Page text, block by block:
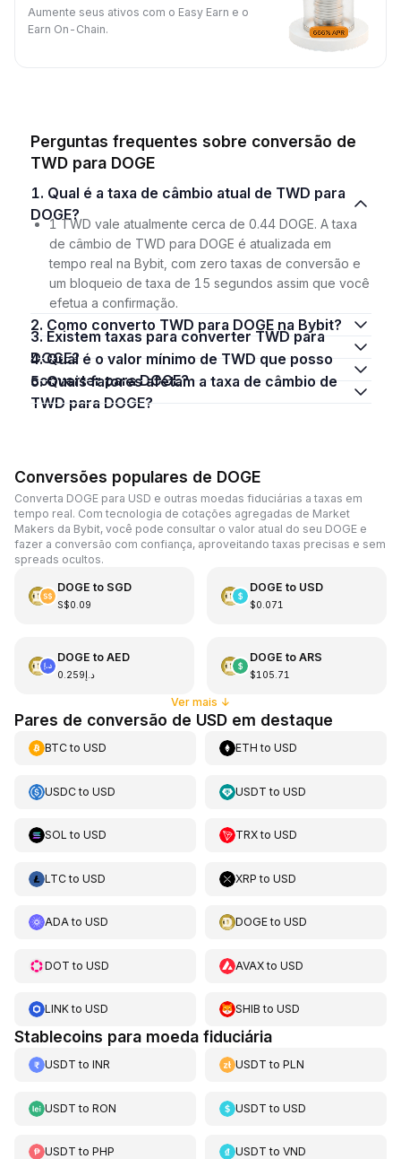
Aumente seus ativos com o Easy Earn e o
Earn On-Chain.
Perguntas frequentes sobre conversão de
TWD para DOGE
1. Qual é a taxa de câmbio atual de TWD para
DOGE?
1 TWD vale atualmente cerca de 0.44 DOGE. A taxa
de câmbio de TWD para DOGE é atualizada em
tempo real na Bybit, com zero taxas de conversão e
um bloqueio de taxa de 15 segundos assim que você
efetua a confirmação.
2. Como converto TWD para DOGE na Bybit?
3. Existem taxas para converter TWD para
DOGE?
4. Qual é o valor mínimo de TWD que posso
converter para DOGE?
5. Quais fatores afetam a taxa de câmbio de
TWD para DOGE?
Conversões populares de DOGE
Converta DOGE para USD e outras moedas fiduciárias a taxas em
tempo real. Com tecnologia de cotações agregadas de Market
Makers da Bybit, você pode consultar o valor atual do seu DOGE e
fazer a conversão com confiança, aproveitando taxas precisas e sem
spreads ocultos.
DOGE to SGD
S$0.09
DOGE to USD
$0.071
DOGE to AED
د.إ0.259
DOGE to ARS
$105.71
Ver mais ↓
Pares de conversão de USD em destaque
BTCto USD ETH toUSD
USDCto USD USDT toUSD
SOL to USD TRXtoUSD
LTCto USD XRP toUSD
ADAto USD DOGEtoUSD
DOT to USD AVAXtoUSD
LINKto USD SHIB toUSD
Stablecoins para moeda fiduciária
USDT to INR USDT toPLN
USDT to RON USDT toUSD
USDT to PHP USDT toVND